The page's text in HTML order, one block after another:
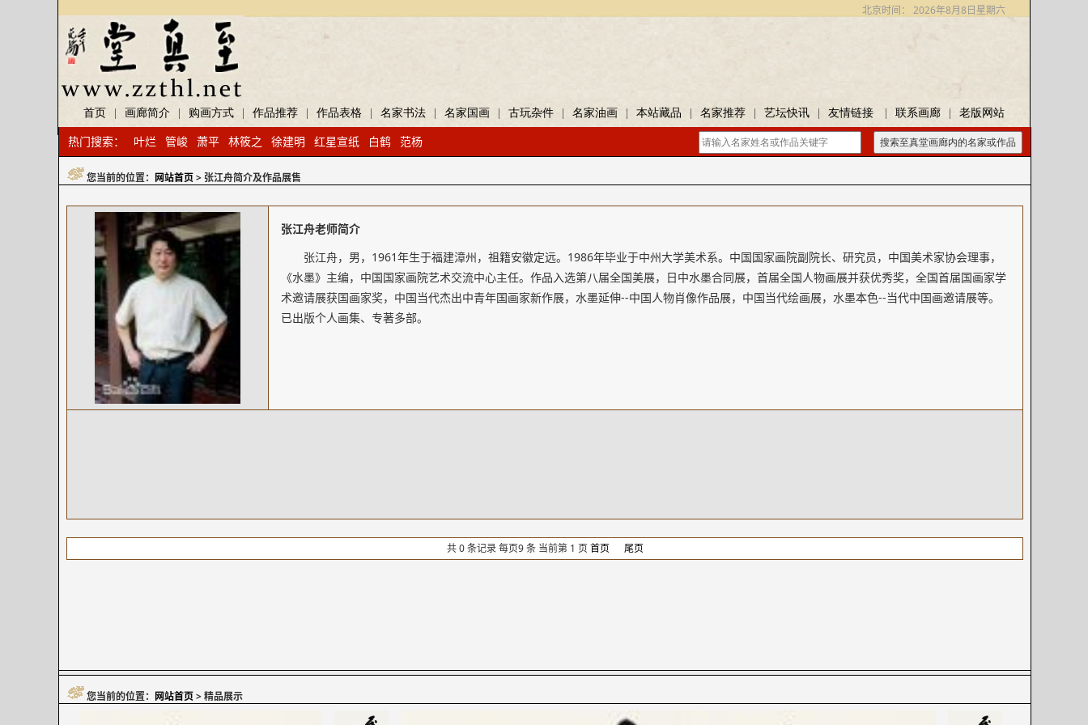
北京时间： 2026年8月8日星期六
首页 画廊简介 购画方式 作品推荐 作品表格 名家书法 名家国画 古玩杂件 名家油画 本站藏品 名家推荐 艺坛快讯 友情链接 联系画廊 老版网站
热门搜索： 叶烂 管峻 萧平 林筱之 徐建明 红星宣纸 白鹤 范杨 搜索至真堂画廊内的名家或作品
您当前的位置： 网站首页> 张江舟简介及作品展售
张江舟老师简介
张江舟，男，1961年生于福建漳州，祖籍安徽定远。1986年毕业于中州大学美术系。中国国家画院副院长、研究员，中国美术家协会理事，
《水墨》主编，中国国家画院艺术交流中心主任。作品入选第八届全国美展，日中水墨合同展，首届全国人物画展并获优秀奖，全国首届国画家学
术邀请展获国画家奖，中国当代杰出中青年国画家新作展，水墨延伸--中国人物肖像作品展，中国当代绘画展，水墨本色--当代中国画邀请展等。
已出版个人画集、专著多部。
共 0 条记录 每页9 条 当前第 1 页首页 尾页
您当前的位置： 网站首页> 精品展示